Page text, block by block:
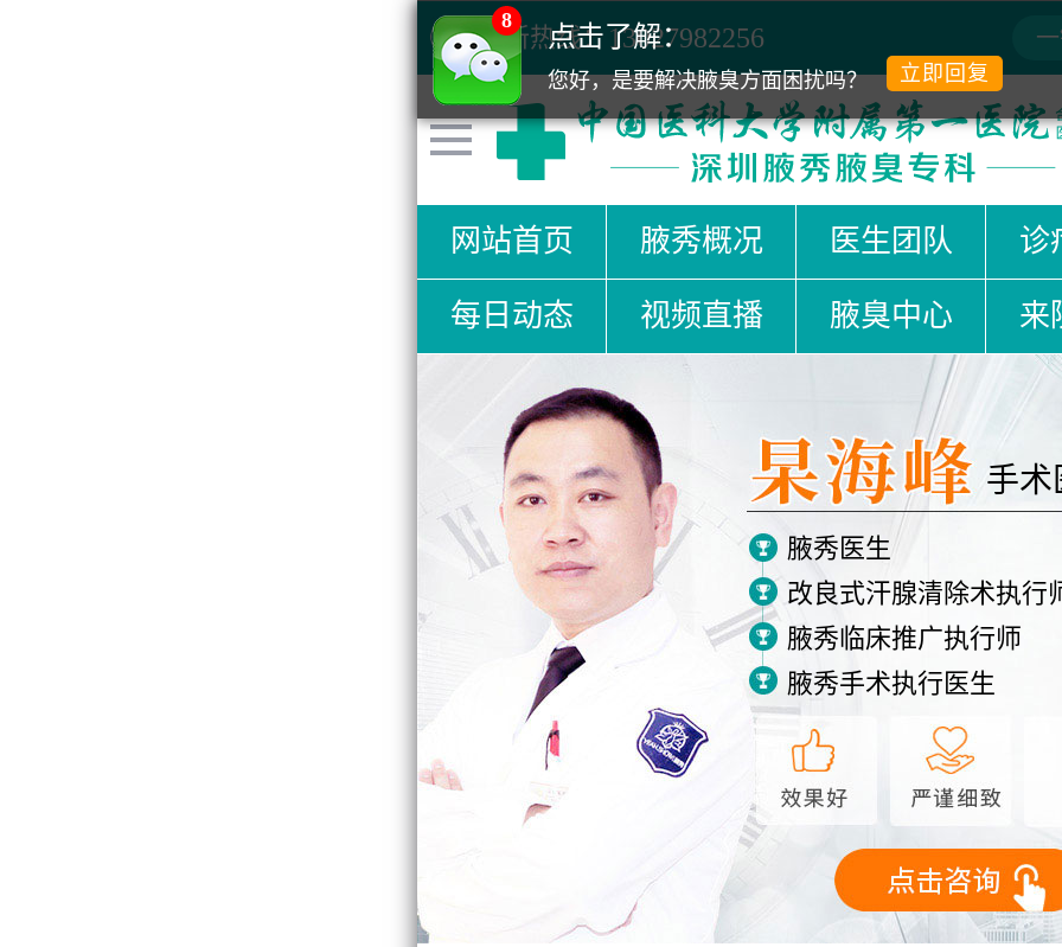
清新热线： 13027982256
网站首页 腋秀概况 医生团队 诊
每日动态 视频直播 腋臭中心 来
手术
腋秀医生
改良式汗腺清除术执行
腋秀临床推广执行师
腋秀手术执行医生
8
点击了解：
您好，是要解决腋臭方面困扰吗？ 立即回复